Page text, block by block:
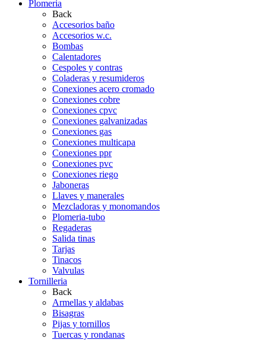
Plomeria
Back
Accesorios baño
Accesorios w.c.
Bombas
Calentadores
Cespoles y contras
Coladeras y resumideros
Conexiones acero cromado
Conexiones cobre
Conexiones cpvc
Conexiones galvanizadas
Conexiones gas
Conexiones multicapa
Conexiones ppr
Conexiones pvc
Conexiones riego
Jaboneras
Llaves y manerales
Mezcladoras y monomandos
Plomeria-tubo
Regaderas
Salida tinas
Tarjas
Tinacos
Valvulas
Tornilleria
Back
Armellas y aldabas
Bisagras
Pijas y tornillos
Tuercas y rondanas